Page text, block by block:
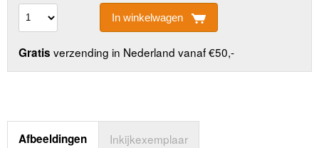
In winkelwagen
Gratis verzending in Nederland vanaf €50,-
Afbeeldingen Inkijkexemplaar